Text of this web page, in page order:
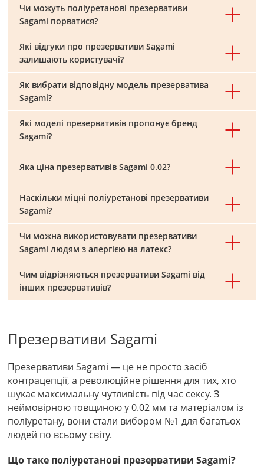
Чи можуть поліуретанові презервативи
Sagami порватися?
Які відгуки про презервативи Sagami
залишають користувачі?
Як вибрати відповідну модель презерватива
Sagami?
Які моделі презервативів пропонує бренд
Sagami?
Яка ціна презервативів Sagami 0.02?
Наскільки міцні поліуретанові презервативи
Sagami?
Чи можна використовувати презервативи
Sagami людям з алергією на латекс?
Чим відрізняються презервативи Sagami від
інших презервативів?
Презервативи Sagami
Презервативи Sagami — це не просто засіб
контрацепції, а революційне рішення для тих, хто
шукає максимальну чутливість під час сексу. З
неймовірною товщиною у 0.02 мм та матеріалом із
поліуретану, вони стали вибором №1 для багатьох
людей по всьому світу.
Що таке поліуретанові презервативи Sagami?